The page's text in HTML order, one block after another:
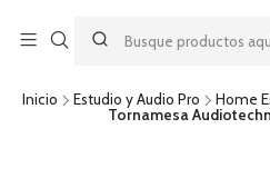
descuento por
por una compra mínima de
acumulable a otras promociones ni
Inicio Estudio y Audio Pro Home
Tornamesa